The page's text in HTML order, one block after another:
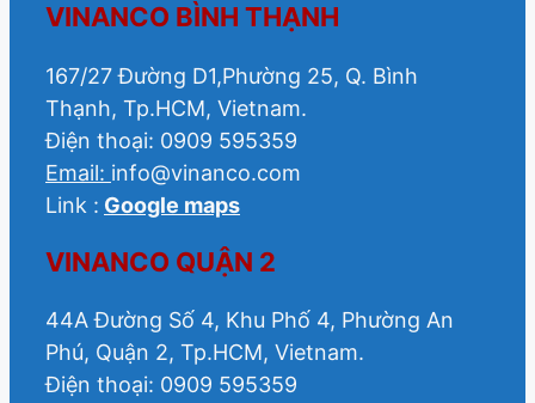
VINANCO BÌNH THẠNH
167/27 Đường D1,Phường 25, Q. Bình
Thạnh, Tp.HCM, Vietnam.
Điện thoại: 0909 595359
Email: info@vinanco.com
Link : Google maps
VINANCO QUẬN 2
44A Đường Số 4, Khu Phố 4, Phường An
Phú, Quận 2, Tp.HCM, Vietnam.
Điện thoại: 0909 595359